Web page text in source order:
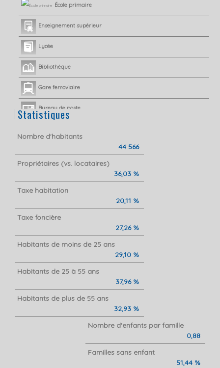
École primaire
Enseignement supérieur
Lycée
Bibliothèque
Gare ferroviaire
Bureau de poste
Statistiques
Nombre d'habitants
44 566
Propriétaires (vs. locataires)
36,03 %
Taxe habitation
20,11 %
Taxe foncière
27,26 %
Habitants de moins de 25 ans
29,10 %
Habitants de 25 à 55 ans
37,96 %
Habitants de plus de 55 ans
32,93 %
Nombre d'enfants par famille
0,88
Familles sans enfant
51,44 %